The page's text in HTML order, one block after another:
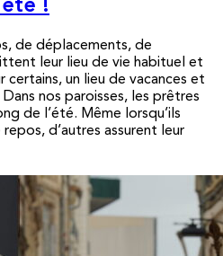
!
de déplacements, de
leur lieu de vie habituel et
un lieu de vacances et
nos paroisses, les prêtres
de l’été. Même lorsqu’ils
d’autres assurent leur